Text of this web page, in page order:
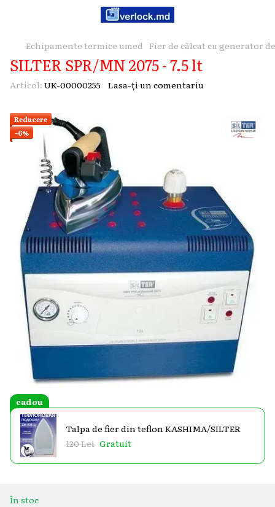
Echipamente termice umed Fier de călcat cu generator
SILTER SPR/MN 2075 - 7.5 lt
Articol: UK-00000255 Lasa-ți un comentariu
Reducere
−6%
cadou
Talpa de fier din teflon KASHIMA/SILTER
120 Lei Gratuit
În stoc